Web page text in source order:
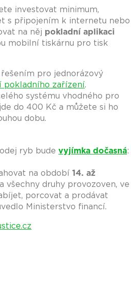
investovat minimum,
s připojením k internetu nebo
na něj pokladní aplikaci
mobilní tiskárnu pro tisk
pro jednorázový
pokladního zařízení.
systému vhodného pro
do 400 Kč a můžete si ho
dobu.
ryb bude vyjímka dočasná:
na období 14. až
všechny druhy provozoven, ve
porcovat a prodávat
Ministerstvo financí.